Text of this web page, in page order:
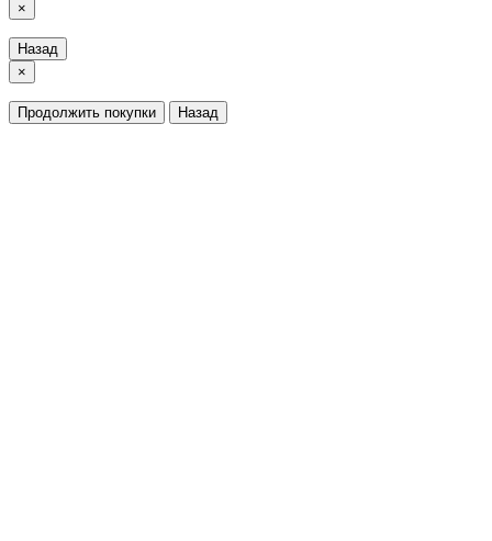
×
Назад
×
Продолжить покупки Назад